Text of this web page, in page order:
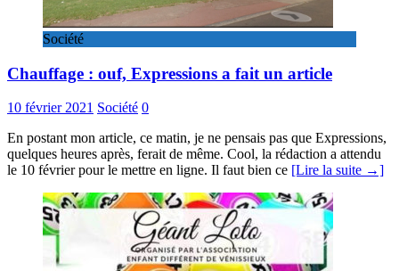
Société
Chauffage : ouf, Expressions a fait un article
10 février 2021 Société 0
En postant mon article, ce matin, je ne pensais pas que Expressions,
quelques heures après, ferait de même. Cool, la rédaction a attendu
le 10 février pour le mettre en ligne. Il faut bien ce [Lire la suite →]